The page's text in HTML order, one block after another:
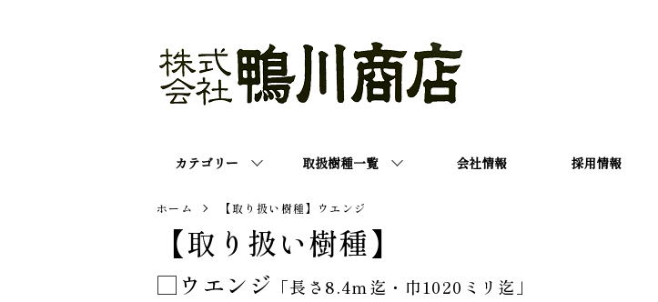
カテゴリー 取扱樹種一覧 会社情報 採用情報
ホーム 【取り扱い樹種】ウエンジ
【取り扱い樹種】
□ウエンジ 「長さ8.4ｍ迄・巾1020ミリ迄」